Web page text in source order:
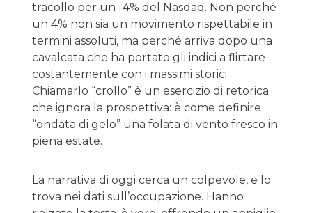
tracollo per un -4% del Nasdaq. Non perché
un 4% non sia un movimento rispettabile in
termini assoluti, ma perché arriva dopo una
cavalcata che ha portato gli indici a flirtare
costantemente con i massimi storici.
Chiamarlo “crollo” è un esercizio di retorica
che ignora la prospettiva: è come definire
“ondata di gelo” una folata di vento fresco in
piena estate.
La narrativa di oggi cerca un colpevole, e lo
trova nei dati sull’occupazione. Hanno